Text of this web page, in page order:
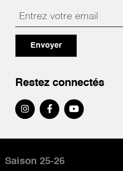
Envoyer
Restez connectés
de
Saison 25-26